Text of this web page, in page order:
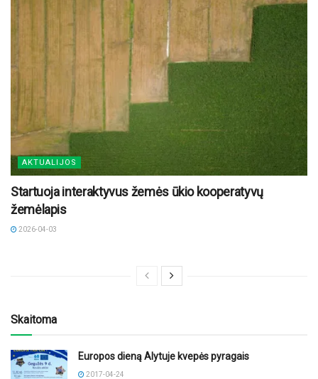
AKTUALIJOS
Startuoja interaktyvus žemės ūkio kooperatyvų
žemėlapis
2026-04-03
Skaitoma
Europos dieną Alytuje kvepės pyragais
2017-04-24